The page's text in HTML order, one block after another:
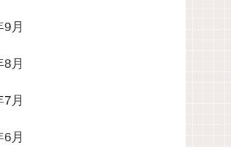
月
月
月
月